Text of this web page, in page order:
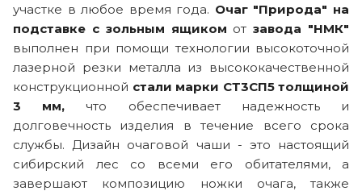
участке в любое время года. Очаг "Природа" на
подставке с зольным ящиком отзавода "НМК"
выполнен при помощи технологии высокоточной
лазерной резки металла из высококачественной
конструкционной стали марки СТ3СП5 толщиной
3 мм, что обеспечивает надежность и
долговечность изделия в течение всего срока
службы. Дизайн очаговой чаши - это настоящий
сибирский лес со всеми его обитателями, а
завершают композицию ножки очага, также